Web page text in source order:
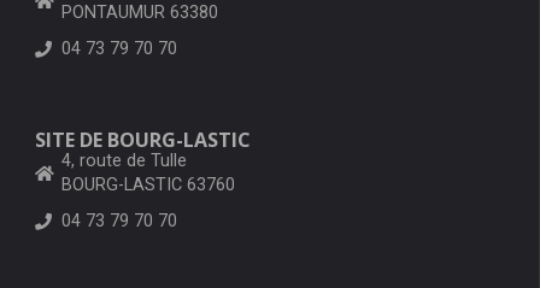
PONTAUMUR 63380
04 73 79 70 70
SITE DE BOURG-LASTIC
4, route de Tulle
BOURG-LASTIC 63760
04 73 79 70 70